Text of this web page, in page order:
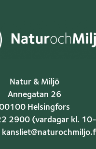
Natur & Miljö
Annegatan 26
Helsingfors
2900 (vardagar kl.